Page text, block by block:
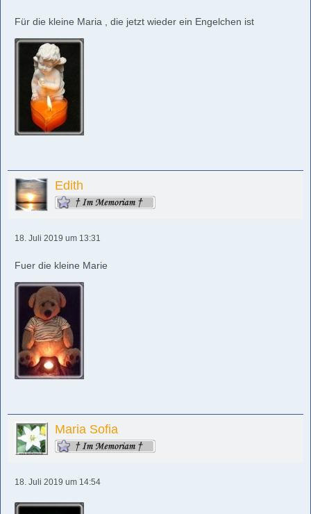
Für die kleine Maria , die jetzt wieder ein Engelchen ist
Edith
18. Juli 2019 um 13:31
Fuer die kleine Marie
Maria Sofia
18. Juli 2019 um 14:54